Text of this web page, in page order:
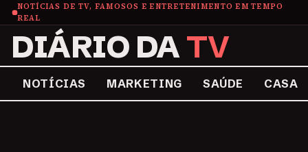
NOTÍCIAS DE TV, FAMOSOS E ENTRETENIMENTO EM TEMPO
REAL
DIÁRIO DATV
NOTÍCIAS MARKETING SAÚDE CASA